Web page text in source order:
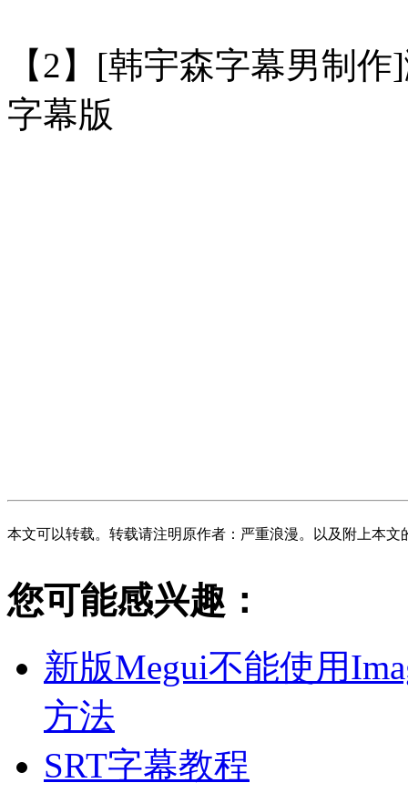
【2】[韩宇森字幕男制
字幕版
本文可以转载。转载请注明原作者：严重浪漫。以及附上本文
您可能感兴趣：
新版Megui不能使用
方法
SRT字幕教程